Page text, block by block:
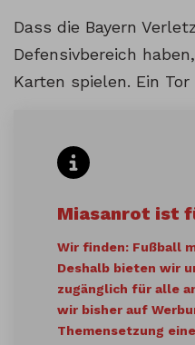
Dass die Bayern
Defensivbereich
Karten spielen. Ein
Miasanrot ist
Wir finden: Fußball
Deshalb bieten wir
zugänglich für alle
wir bisher auf
Themensetzung